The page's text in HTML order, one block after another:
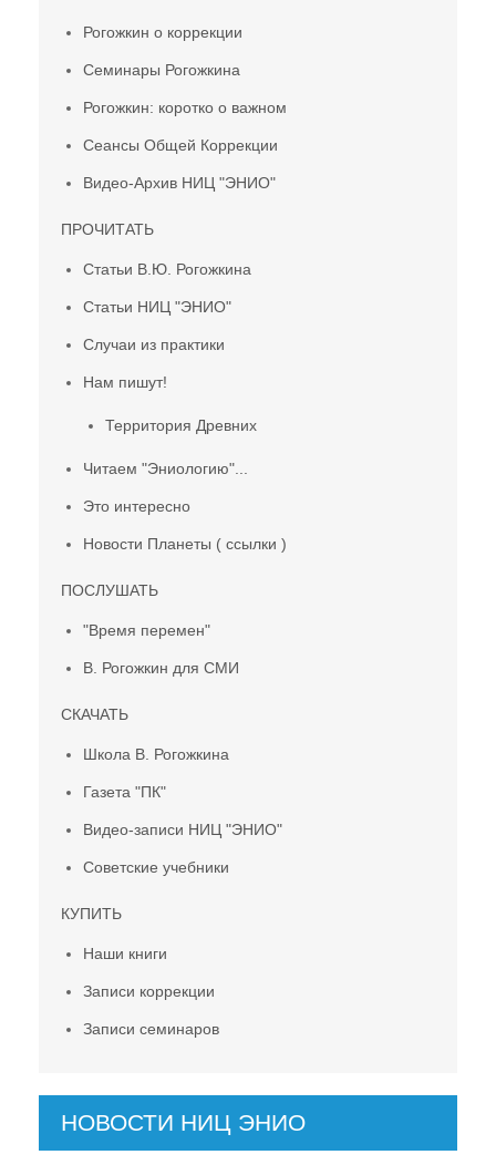
Рогожкин о коррекции
Семинары Рогожкина
Рогожкин: коротко о важном
Сеансы Общей Коррекции
Видео-Архив НИЦ "ЭНИО"
ПРОЧИТАТЬ
Статьи В.Ю. Рогожкина
Статьи НИЦ "ЭНИО"
Случаи из практики
Нам пишут!
Территория Древних
Читаем "Эниологию"...
Это интересно
Новости Планеты ( ссылки )
ПОСЛУШАТЬ
"Время перемен"
В. Рогожкин для СМИ
СКАЧАТЬ
Школа В. Рогожкина
Газета "ПК"
Видео-записи НИЦ "ЭНИО"
Советские учебники
КУПИТЬ
Наши книги
Записи коррекции
Записи семинаров
НОВОСТИ НИЦ ЭНИО